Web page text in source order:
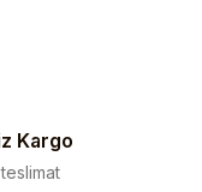
Kargo